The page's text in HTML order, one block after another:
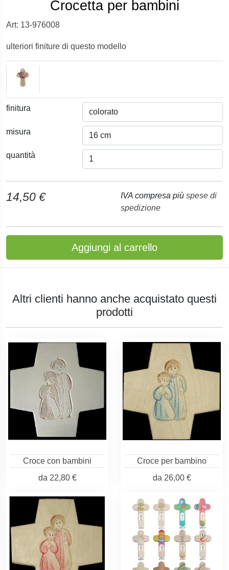
Crocetta per bambini
Art: 13-976008
ulteriori finiture di questo modello
finitura
misura
quantità
14,50 € IVA compresa più spese di
spedizione
Aggiungi al carrello
Altri clienti hanno anche acquistato questi
prodotti
Croce con bambini
da 22,80 €
Croce per bambino
da 26,00 €